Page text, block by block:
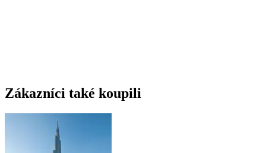
Zákazníci také koupili